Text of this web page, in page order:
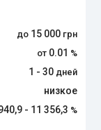
15 000
0.01
1 - 30
низкое
- 11 356,3